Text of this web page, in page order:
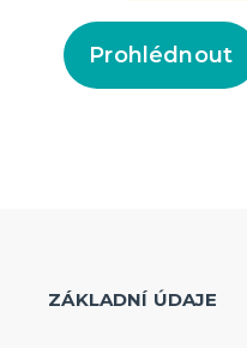
Prohlédnout
ZÁKLADNÍ ÚDAJE